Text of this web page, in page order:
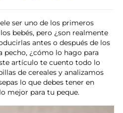
ser uno de los primeros
bebés, pero ¿son realmente
antes o después de los
pecho, ¿cómo lo hago para
artículo te cuento todo lo
de cereales y analizamos
lo que debes tener en
mejor para tu peque.